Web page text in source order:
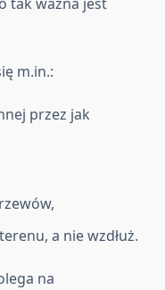
m.in.:
przez jak
a nie wzdłuż.
na